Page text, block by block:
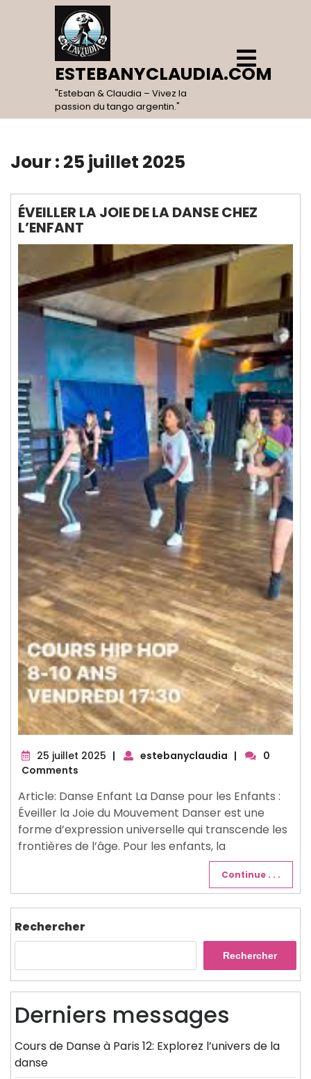
ESTEBANYCLAUDIA.COM
"Esteban & Claudia – Vivez la
passion du tango argentin."
Open
Menu
Jour : 25 juillet 2025
ÉVEILLER LA JOIE DE LA DANSE CHEZ
L’ENFANT
25 juillet 2025 25
| estebanyclaudia |
0
Comments
Article: Danse Enfant La Danse pour les Enfants :
Éveiller la Joie du Mouvement Danser est une
forme d’expression universelle qui transcende les
frontières de l’âge. Pour les enfants, la
Continue . . .
Rechercher
Rechercher
Derniers messages
Cours de Danse à Paris 12: Explorez l’univers de la
danse